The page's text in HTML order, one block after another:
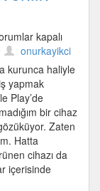
emülatörü
kapalı
onurkayikci
kurunca haliyle
yapmak
Play’de
bir cihaz
Zaten
Hatta
cihazı da
içerisinde